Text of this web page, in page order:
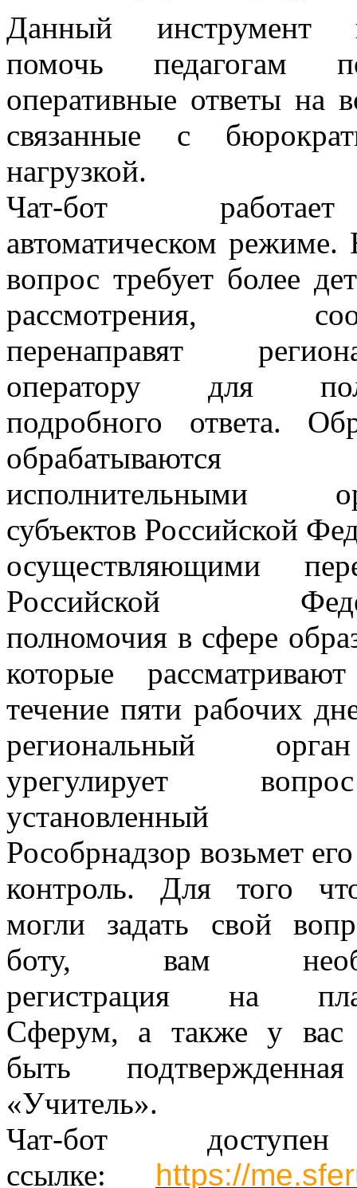
Данный инструмент
помочь педагогам
оперативные ответы на
связанные с
нагрузкой.
Чат-бот
автоматическом режиме.
вопрос требует более
рассмотрения,
перенаправят
оператору для
подробного ответа.
обрабатываются
исполнительными
субъектов Российской
осуществляющими
Российской
полномочия в сфере
которые
течение пяти рабочих
региональный
урегулирует
установленный
Рособрнадзор возьмет
контроль. Для того
могли задать свой
боту, вам
регистрация на
Сферум, а также у вас
быть
«Учитель».
Чат-бот
ссылке: https://